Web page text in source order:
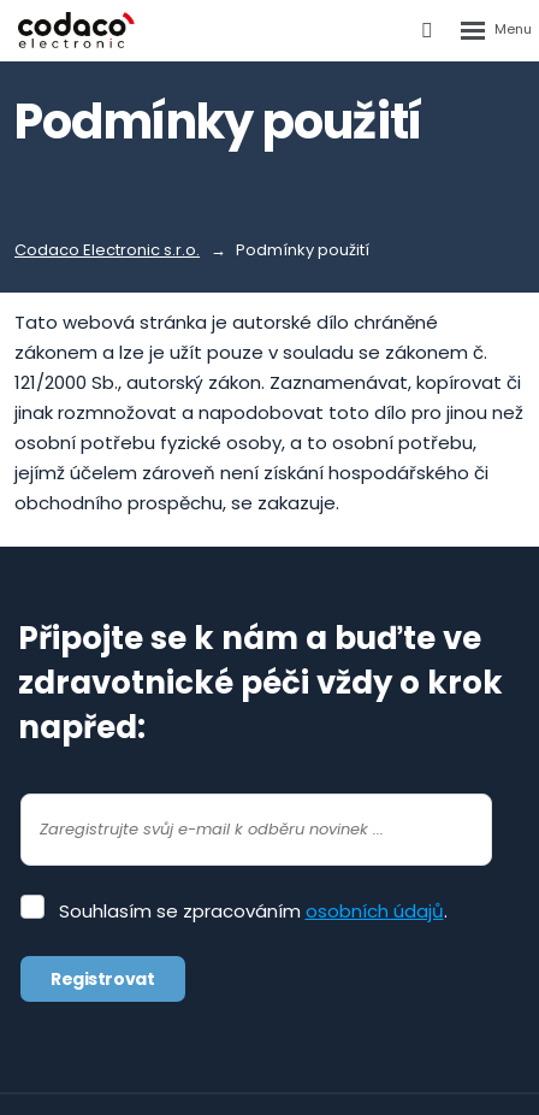
menu
Podmínky použití
Codaco Electronic s.r.o. Podmínky použití
Tato webová stránka je autorské dílo chráněné
zákonem a lze je užít pouze v souladu se zákonem č.
121/2000 Sb., autorský zákon. Zaznamenávat, kopírovat či
jinak rozmnožovat a napodobovat toto dílo pro jinou než
osobní potřebu fyzické osoby, a to osobní potřebu,
jejímž účelem zároveň není získání hospodářského či
obchodního prospěchu, se zakazuje.
Připojte se k nám a buďte ve
zdravotnické péči vždy o krok
napřed:
Souhlasím
zpracováním
osobních
údajů.
Souhlasím se zpracováním osobních údajů.
Registrovat